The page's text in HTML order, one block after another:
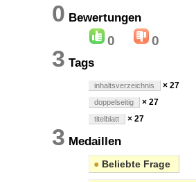
0 Bewertungen
0 0
3 Tags
inhaltsverzeichnis × 27
doppelseitig × 27
titelblatt × 27
3 Medaillen
● Beliebte Frage